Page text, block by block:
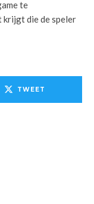
te
krijgt die de speler
TWEET